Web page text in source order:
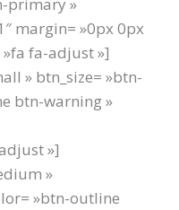
margin= »0px 0px
fa-adjust »]
» btn_size= »btn-
btn-warning »
»]
»
»btn-outline